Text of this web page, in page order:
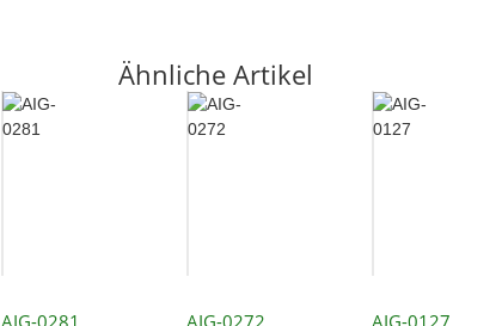
Ähnliche Artikel
AIG-0281 AIG-0272 AIG-0127